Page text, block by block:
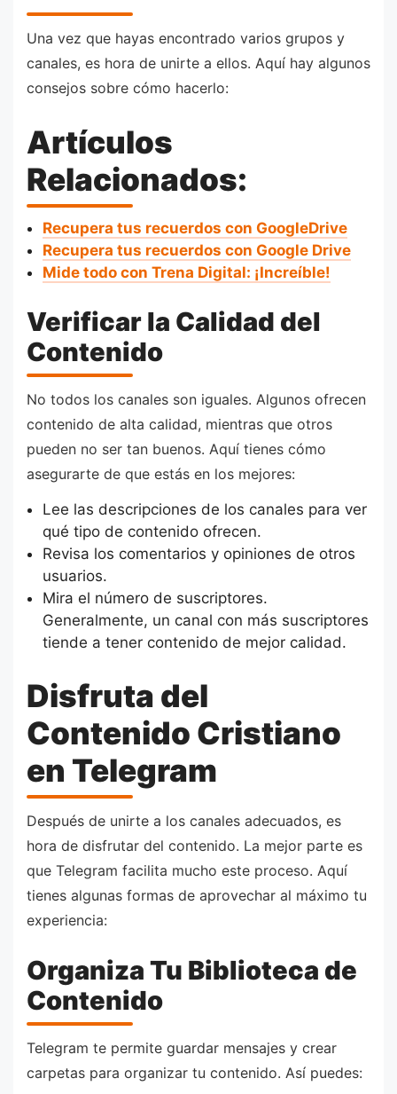
Una vez que hayas encontrado varios grupos y
canales, es hora de unirte a ellos. Aquí hay algunos
consejos sobre cómo hacerlo:
Artículos
Relacionados:
Recupera tus recuerdos con GoogleDrive
Recupera tus recuerdos con Google Drive
Mide todo con Trena Digital: ¡Increíble!
Verificar la Calidad del
Contenido
No todos los canales son iguales. Algunos ofrecen
contenido de alta calidad, mientras que otros
pueden no ser tan buenos. Aquí tienes cómo
asegurarte de que estás en los mejores:
Lee las descripciones de los canales para ver
qué tipo de contenido ofrecen.
Revisa los comentarios y opiniones de otros
usuarios.
Mira el número de suscriptores.
Generalmente, un canal con más suscriptores
tiende a tener contenido de mejor calidad.
Disfruta del
Contenido Cristiano
en Telegram
Después de unirte a los canales adecuados, es
hora de disfrutar del contenido. La mejor parte es
que Telegram facilita mucho este proceso. Aquí
tienes algunas formas de aprovechar al máximo tu
experiencia:
Organiza Tu Biblioteca de
Contenido
Telegram te permite guardar mensajes y crear
carpetas para organizar tu contenido. Así puedes: